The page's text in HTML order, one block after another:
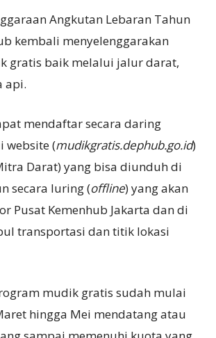
Angkutan Lebaran Tahun
kembali menyelenggarakan
gratis baik melalui jalur darat,
api.
mendaftar secara daring
website (mudikgratis.dephub.go.id)
Darat) yang bisa diunduh di
secara luring (offline) yang akan
Pusat Kemenhub Jakarta dan di
transportasi dan titik lokasi
mudik gratis sudah mulai
hingga Mei mendatang atau